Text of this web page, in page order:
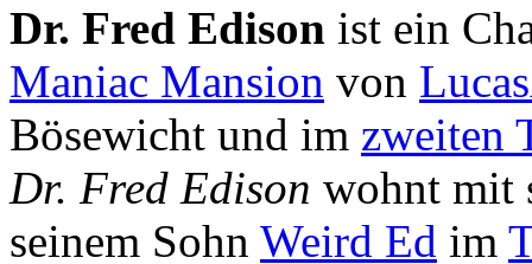
Dr. Fred Edison ist ein
Maniac Mansion von
Bösewicht und im zweiten
Dr. Fred Edison wohnt mit
seinem Sohn Weird Ed im